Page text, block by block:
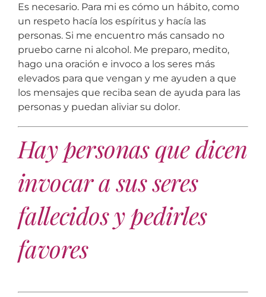
Es necesario. Para mi es cómo un hábito, como
un respeto hacía los espíritus y hacía las
personas. Si me encuentro más cansado no
pruebo carne ni alcohol. Me preparo, medito,
hago una oración e invoco a los seres más
elevados para que vengan y me ayuden a que
los mensajes que reciba sean de ayuda para las
personas y puedan aliviar su dolor.
Hay personas que dicen
invocar a sus seres
fallecidos y pedirles
favores